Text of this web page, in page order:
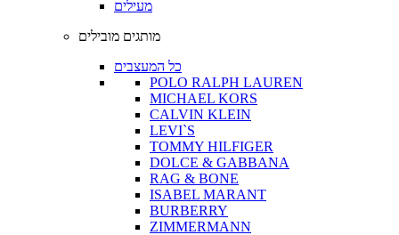
מעילים
מותגים מובילים
כל המעצבים
POLO RALPH LAUREN
MICHAEL KORS
CALVIN KLEIN
LEVI`S
TOMMY HILFIGER
DOLCE & GABBANA
RAG & BONE
ISABEL MARANT
BURBERRY
ZIMMERMANN